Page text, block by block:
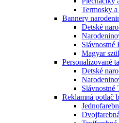
Termosky
Bannery
Detské
Slávnostné
Magyar
Personalizované
Detské
Slávnostné
Reklamná potlač